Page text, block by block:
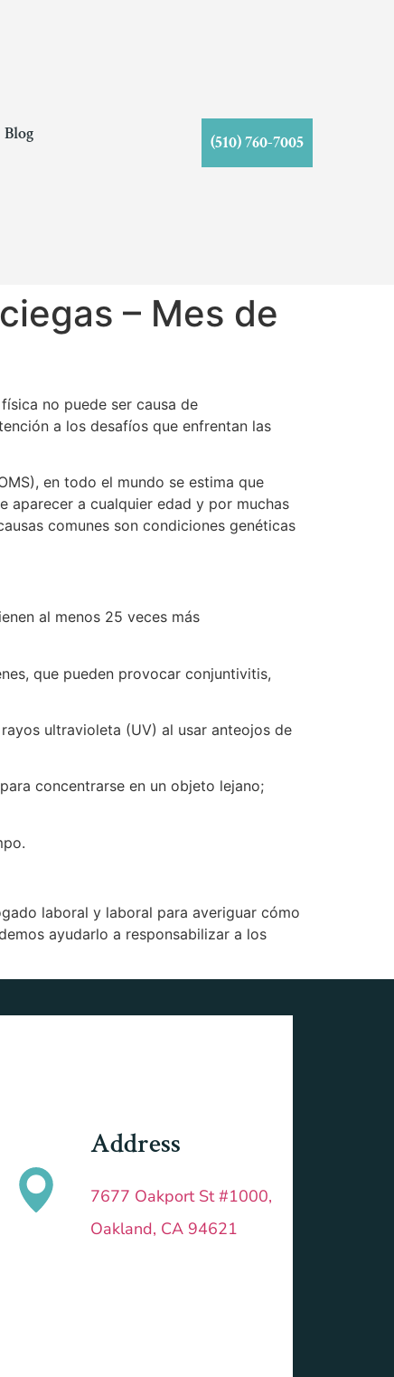
Blog
(510) 760-7005
– Mes de
no puede ser causa de
a los desafíos que enfrentan las
en todo el mundo se estima que
aparecer a cualquier edad y por muchas
comunes son condiciones genéticas
al menos 25 veces más
que pueden provocar conjuntivitis,
ultravioleta (UV) al usar anteojos de
concentrarse en un objeto lejano;
laboral y laboral para averiguar cómo
ayudarlo a responsabilizar a los
Address
7677 Oakport St #1000,
Oakland, CA 94621